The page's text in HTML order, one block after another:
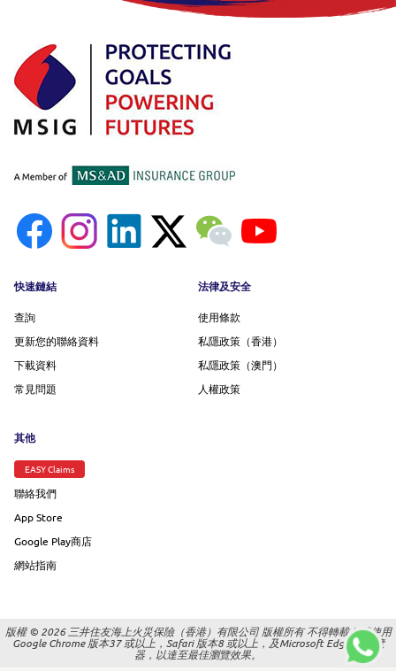
Footer menu
快速鏈結
查詢
更新您的聯絡資料
下載資料
常見問題
法律及安全
使用條款
私隱政策（香港）
私隱政策（澳門）
人權政策
其他
EASY Claims
聯絡我們
App Store
Google Play商店
網站指南
版權 © 2026 三井住友海上火災保險（香港）有限公司 版權所有 不得轉載 | 請使用
Google Chrome 版本37 或以上，Safari 版本8 或以上，及Microsoft Edge 的瀏覽
器，以達至最佳瀏覽效果。